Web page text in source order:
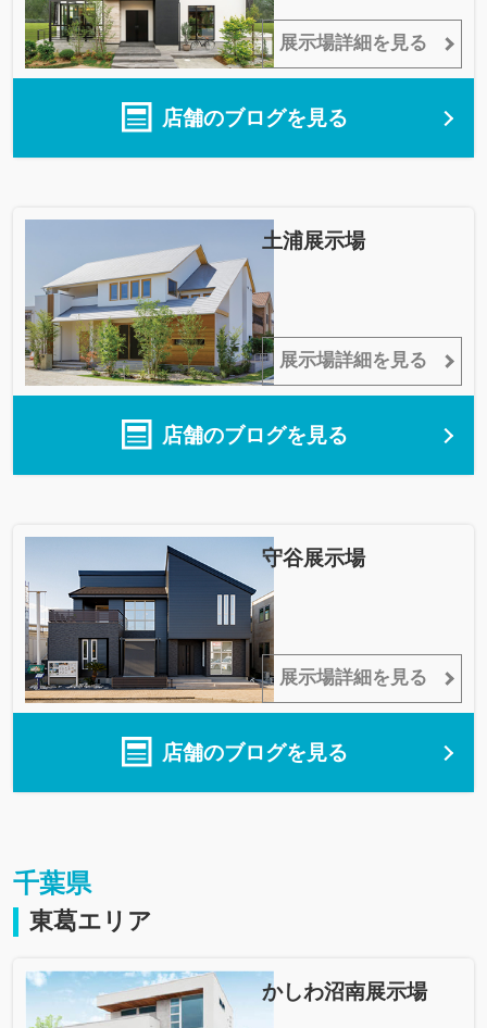
展示場詳細を見る
店舗のブログを見る
土浦展示場
展示場詳細を見る
店舗のブログを見る
守谷展示場
展示場詳細を見る
店舗のブログを見る
千葉県
東葛エリア
かしわ沼南展示場